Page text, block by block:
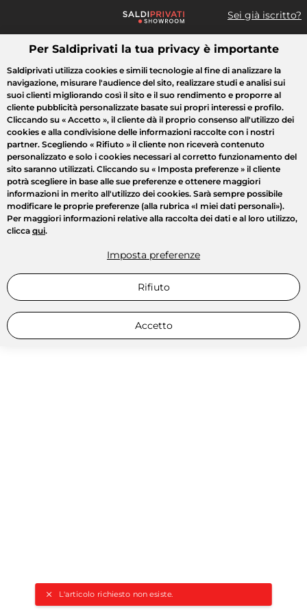
Sei già iscritto?
Cosa cerchi?
L'articolo richiesto non esiste.
Tutte le vendite Moda Casa Bellezza Elettrodomestici
Per Saldiprivati la tua privacy è importante
Saldiprivati utilizza cookies e simili tecnologie al fine di analizzare la
navigazione, misurare l'audience del sito, realizzare studi e analisi sui
suoi clienti migliorando così il sito e il suo rendimento e proporre al
cliente pubblicità personalizzate basate sui propri interessi e profilo.
Cliccando su « Accetto », il cliente dà il proprio consenso all'utilizzo dei
cookies e alla condivisione delle informazioni raccolte con i nostri
partner. Scegliendo « Rifiuto » il cliente non riceverà contenuto
personalizzato e solo i cookies necessari al corretto funzionamento del
sito saranno utilizzati. Cliccando su « Imposta preferenze » il cliente
potrà scegliere in base alle sue preferenze e ottenere maggiori
informazioni in merito all'utilizzo dei cookies. Sarà sempre possibile
modificare le proprie preferenze (alla rubrica «I miei dati personali»).
Per maggiori informazioni relative alla raccolta dei dati e al loro utilizzo,
clicca qui.
Imposta preferenze
Rifiuto
Accetto